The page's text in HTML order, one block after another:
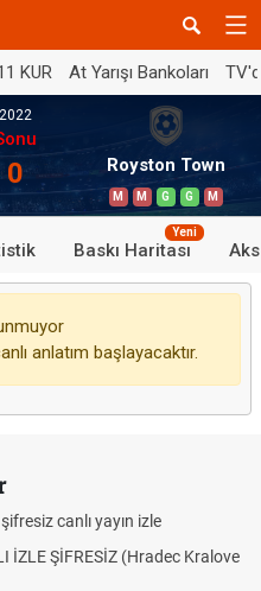
KUR At Yarışı Bankoları
0 Royston Town
M M G G M
Baskı Haritası
Yeni
anlatım başlayacaktır.
canlı yayın izle
İZLE ŞİFRESİZ (Hradec Kralove